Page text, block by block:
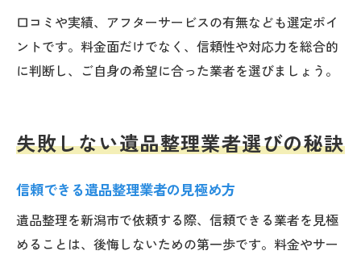
口コミや実績、アフターサービスの有無なども選定ポイ
ントです。料金面だけでなく、信頼性や対応力を総合的
に判断し、ご自身の希望に合った業者を選びましょう。
失敗しない遺品整理業者選びの秘訣
信頼できる遺品整理業者の見極め方
遺品整理を新潟市で依頼する際、信頼できる業者を見極
めることは、後悔しないための第一歩です。料金やサー